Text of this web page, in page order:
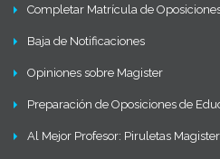
Completar Matrícula de
Baja de Notificaciones
Opiniones sobre Magister
Preparación de Oposiciones de
Al Mejor Profesor: Piruletas Magister